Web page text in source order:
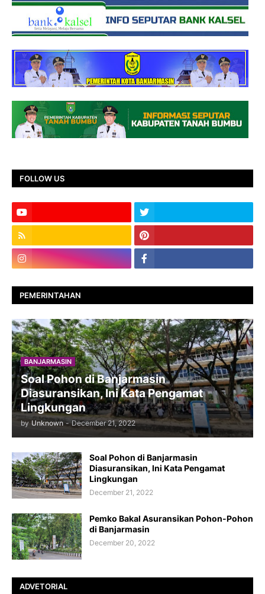
FOLLOW US
PEMERINTAHAN
BANJARMASIN
Soal Pohon di Banjarmasin
Diasuransikan, Ini Kata Pengamat
Lingkungan
by Unknown - December 21, 2022
Soal Pohon di Banjarmasin
Diasuransikan, Ini Kata Pengamat
Lingkungan
December 21, 2022
Pemko Bakal Asuransikan Pohon-Pohon
di Banjarmasin
December 20, 2022
ADVETORIAL